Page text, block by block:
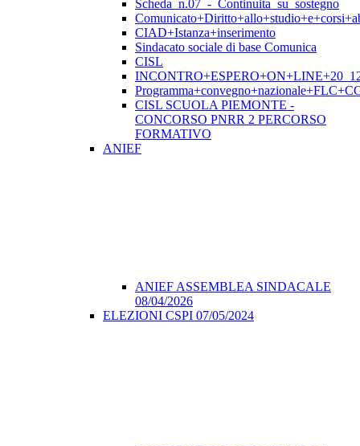
Scheda_n.07_-_Continuita_su_sostegno
CIAD+Istanza+inserimento
Sindacato sociale di base Comunica
CISL
CISL SCUOLA PIEMONTE -
CONCORSO PNRR 2 PERCORSO
FORMATIVO
ANIEF
ANIEF ASSEMBLEA SINDACALE
08/04/2026
ELEZIONI CSPI 07/05/2024